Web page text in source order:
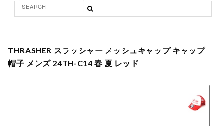
THRASHER スラッシャー メッシュキャップ キャップ
帽子 メンズ 24TH-C14 春 夏 レッド